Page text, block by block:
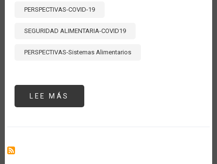
PERSPECTIVAS-COVID-19
SEGURIDAD ALIMENTARIA-COVID19
PERSPECTIVAS-Sistemas Alimentarios
LEE MÁS
VISTAZO